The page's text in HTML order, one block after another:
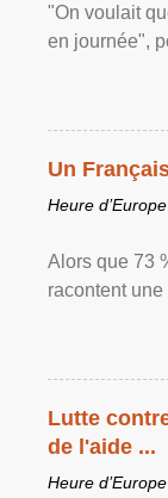
"On voulait
en journée",
Un
Heure
Alors que 73
racontent
Lutte
de l'aide ...
Heure